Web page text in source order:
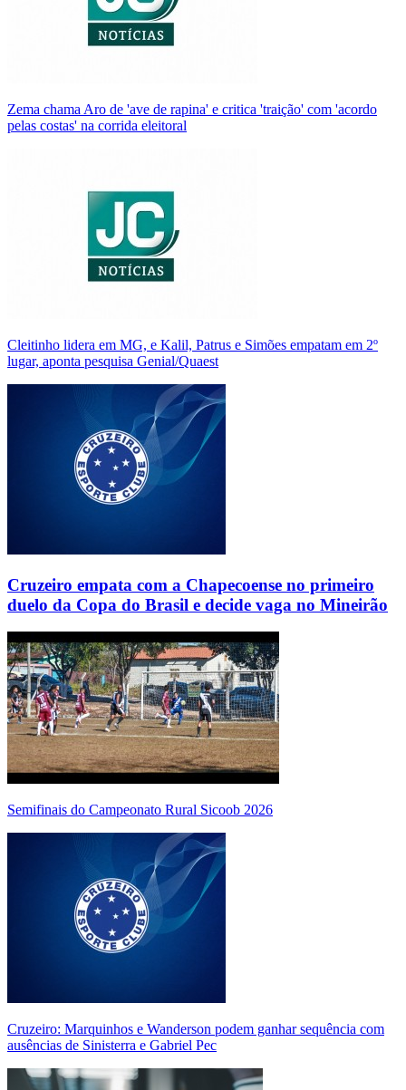
Zema chama Aro de 'ave de rapina' e critica 'traição' com 'acordo
pelas costas' na corrida eleitoral
Cleitinho lidera em MG, e Kalil, Patrus e Simões empatam em 2º
lugar, aponta pesquisa Genial/Quaest
Cruzeiro empata com a Chapecoense no primeiro
duelo da Copa do Brasil e decide vaga no Mineirão
Semifinais do Campeonato Rural Sicoob 2026
Cruzeiro: Marquinhos e Wanderson podem ganhar sequência com
ausências de Sinisterra e Gabriel Pec